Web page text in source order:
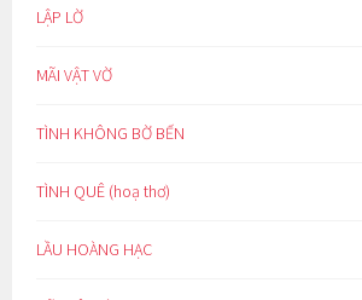
LẬP LỜ
MÃI VẬT VỜ
TÌNH KHÔNG BỜ BẾN
TÌNH QUÊ (hoạ thơ)
LẦU HOÀNG HẠC